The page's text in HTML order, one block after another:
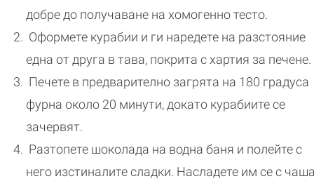
добре до получаване на хомогенно тесто.
Оформете курабии и ги наредете на разстояние
една от друга в тава, покрита с хартия за печене.
Печете в предварително загрята на 180 градуса
фурна около 20 минути, докато курабиите се
зачервят.
Разтопете шоколада на водна баня и полейте с
него изстиналите сладки. Насладете им се с